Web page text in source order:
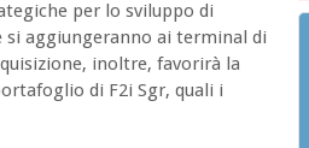
per lo sviluppo di
aggiungeranno ai terminal di
inoltre, favorirà la
di F2i Sgr, quali i